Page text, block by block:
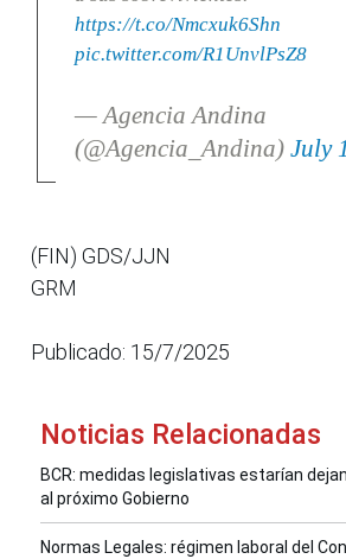
https://t.co/Nmcxuk6Shn
pic.twitter.com/R1UnvlPsZ8
— Agencia Andina
(@Agencia_Andina) July
(FIN) GDS/JJN
GRM
Publicado: 15/7/2025
Noticias Relacionadas
BCR: medidas legislativas estarían
al próximo Gobierno
Normas Legales: régimen laboral del